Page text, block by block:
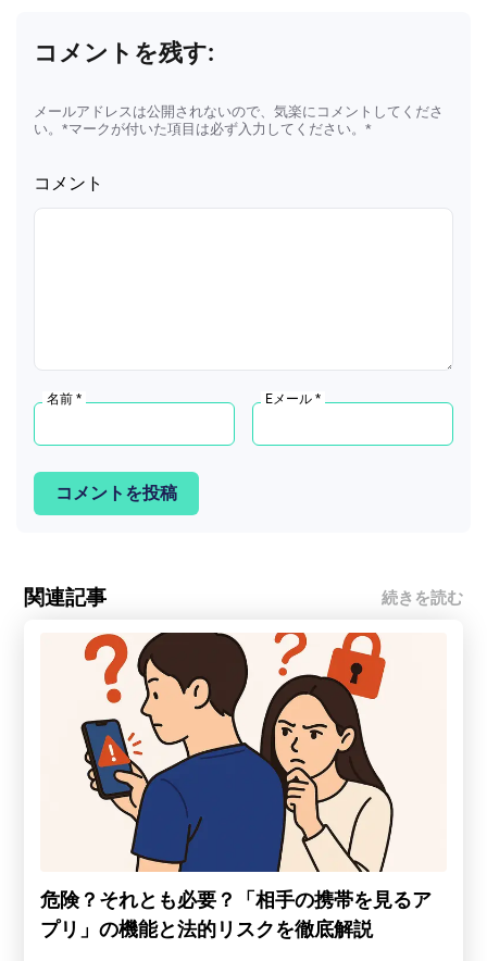
コメントを残す:
メールアドレスは公開されないので、気楽にコメントしてくださ
い。*マークが付いた項目は必ず入力してください。*
コメント
名前 * Eメール *
コメントを投稿
関連記事 続きを読む
危険？それとも必要？「相手の携帯を見るア
プリ」の機能と法的リスクを徹底解説